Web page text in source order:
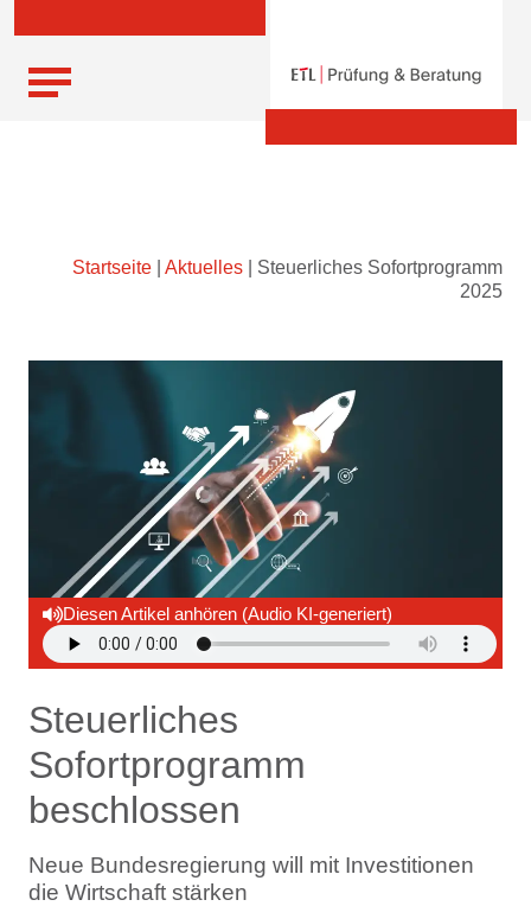
Startseite Aktuelles
Steuerliches Sofortprogramm
2025
Diesen Artikel anhören (Audio KI-generiert)
Steuerliches
Sofortprogramm
beschlossen
Neue Bundesregierung will mit Investitionen
die Wirtschaft stärken